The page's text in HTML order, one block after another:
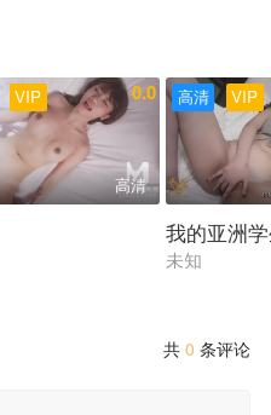
交做爱
VIP 0.0
高清
VIP
高清
我的亚洲
未知
共0 条评论